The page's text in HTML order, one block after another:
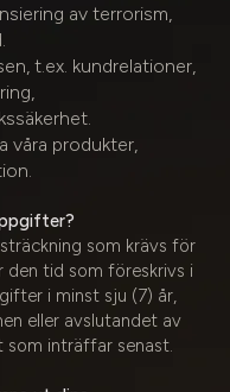
av terrorism,
t.ex. kundrelationer,
våra produkter,
som krävs för
den tid som föreskrivs i
i minst sju (7) år,
eller avslutandet av
som inträffar senast.